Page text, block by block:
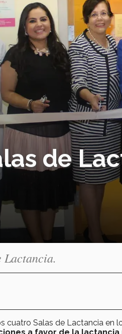
de
Lactancia.
cuatro Salas de Lactancia en
a favor de la